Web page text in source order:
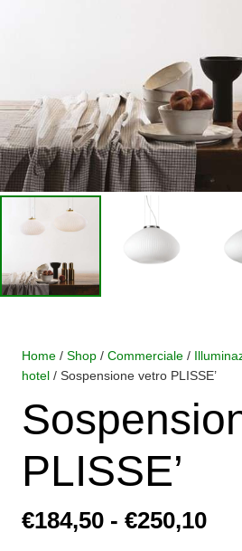
Home / Shop / Commerciale /
hotel / Sospensione vetro PLISSE’
PLISSE’
€184,50 - €250,10